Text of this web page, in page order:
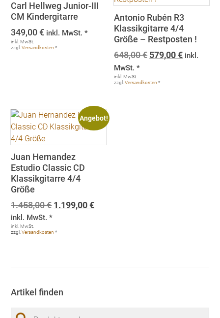
Carl Hellweg Junior-III
CM Kindergitarre
349,00€ inkl. MwSt. *
inkl. MwSt.
zzgl.Versandkosten *
Antonio Rubén R3
Klassikgitarre 4/4
Größe – Restposten !
648,00€ Ursprünglicher
579,00€Aktueller
inkl.
MwSt. *
inkl. MwSt.
zzgl.Versandkosten *
Angebot!
Juan Hernandez
Estudio Classic CD
Klassikgitarre 4/4
Größe
1.458,00€ Ursprünglicher
war:
1.199,00€Aktueller
inkl. MwSt. *
inkl. MwSt.
zzgl.Versandkosten *
Artikel finden
Suchen